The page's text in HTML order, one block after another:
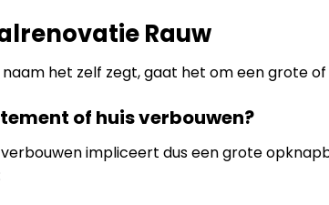
Rauw
naam het zelf zegt, gaat het om een grote
of huis verbouwen?
verbouwen impliceert dus een grote